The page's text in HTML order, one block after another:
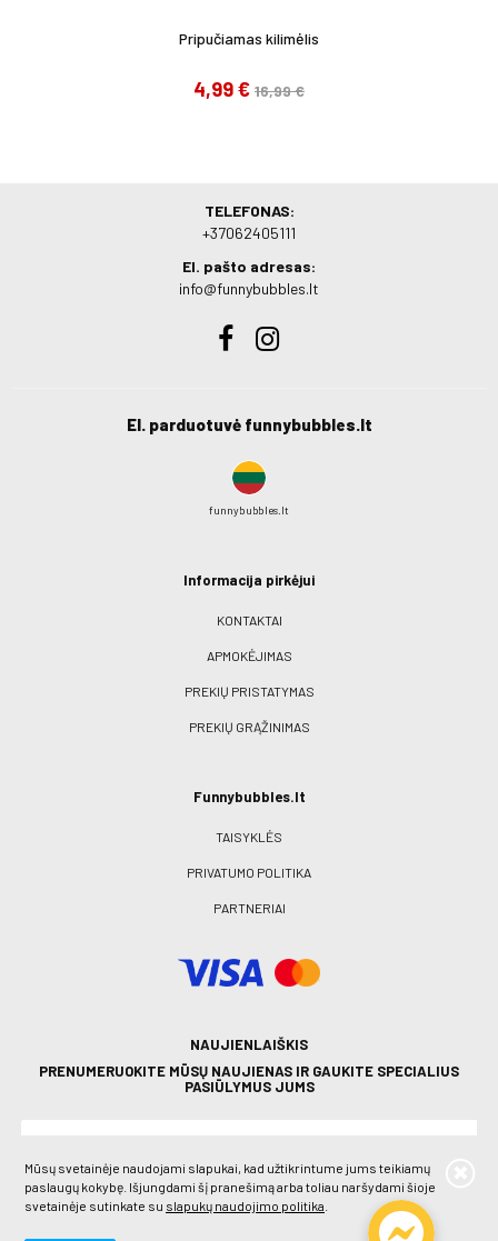
Mūsų svetainėje naudojami slapukai, kad užtikrintume jums teikiamų
paslaugų kokybę. Išjungdami šį pranešimą arba toliau naršydami šioje
svetainėje sutinkate su slapukų naudojimo politika
Pripučiamas kilimėlis
4,99 € 16,99 €
TELEFONAS:
+37062405111
El. pašto adresas:
info@funnybubbles.lt
El. parduotuvė funnybubbles.lt
funnybubbles.lt
Informacija pirkėjui
KONTAKTAI
APMOKĖJIMAS
PREKIŲ PRISTATYMAS
PREKIŲ GRĄŽINIMAS
Funnybubbles.lt
TAISYKLĖS
PRIVATUMO POLITIKA
PARTNERIAI
NAUJIENLAIŠKIS
PRENUMERUOKITE MŪSŲ NAUJIENAS IR GAUKITE SPECIALIUS
PASIŪLYMUS JUMS
PRENUMERUOTI